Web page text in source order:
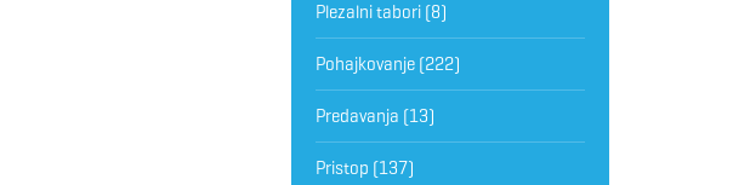
Plezalni tabori(8)
Pohajkovanje(222)
Predavanja (13)
Pristop (137)